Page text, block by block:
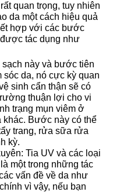
quan trọng, tuy nhiên
da một cách hiệu quả
hợp với các bước
tác dụng như
này và bước tiên
sóc da, nó cực kỳ quan
sinh cẩn thận sẽ có
thuận lợi cho vi
trạng mụn viêm ở
khác. Bước này có thể
trang, rửa sữa rửa
kỳ.
Tia UV và các loại
một trong những tác
vấn đề về da như
vì vậy, nếu bạn